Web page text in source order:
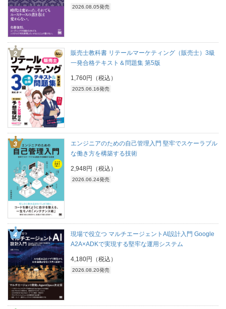
2026.08.05発売
販売士教科書 リテールマーケティング（販売士）3級
一発合格テキスト＆問題集 第5版
1,760円（税込）
2025.06.16発売
エンジニアのための自己管理入門 堅牢でスケーラブル
な働き方を構築する技術
2,948円（税込）
2026.06.24発売
現場で役立つ マルチエージェントAI設計入門 Google
A2A×ADKで実現する堅牢な運用システム
4,180円（税込）
2026.08.20発売